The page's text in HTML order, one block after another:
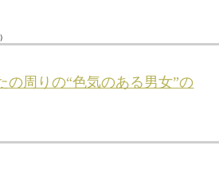
の周りの“色気のある男女”の